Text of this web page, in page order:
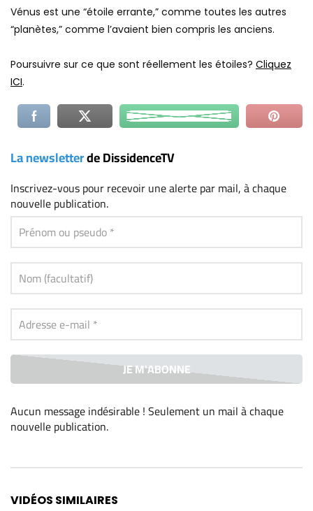
Vénus est une “étoile errante,” comme toutes les autres
“planètes,” comme l’avaient bien compris les anciens.
Poursuivre sur ce que sont réellement les étoiles? Cliquez
ICI.
La newsletterde DissidenceTV
Inscrivez-vouspour recevoir une alerte par mail, à chaque
nouvelle publication.
Aucun message indésirable ! Seulement un mail à chaque
nouvelle publication.
VIDÉOS SIMILAIRES